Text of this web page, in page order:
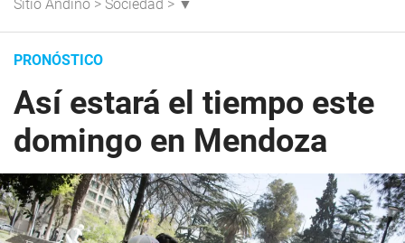
Sitio Andino > Sociedad > ▼
PRONÓSTICO
Así estará el tiempo este
domingo en Mendoza